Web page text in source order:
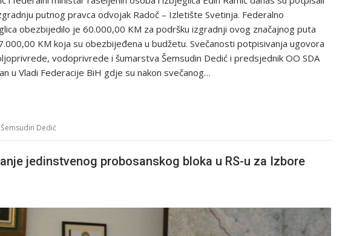
putnog pravca odvojak Radoč – Izletište Svetinja. Federalno
obezbijedilo je 60.000,00 KM za podršku izgradnji ovog značajnog puta
KM koja su obezbijeđena u budžetu. Svečanosti potpisivanja ugovora
vodoprivrede i šumarstva Šemsudin Dedić i predsjednik OO SDA
u Vladi Federacije BiH gdje su nakon svečanog…
Šemsudin Dedić
jedinstvenog probosanskog bloka u RS-u za Izbore